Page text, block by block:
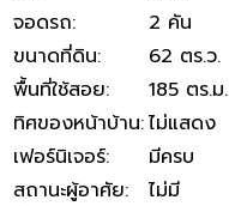
จอดรถ:
2 คัน
ขนาดที่ดิน:
62 ตร.ว.
พื้นที่ใช้สอย:
185 ตร.ม.
ทิศของหน้าบ้าน:ไม่แสดง
เฟอร์นิเจอร์:
มีครบ
สถานะผู้อาศัย:
ไม่มี